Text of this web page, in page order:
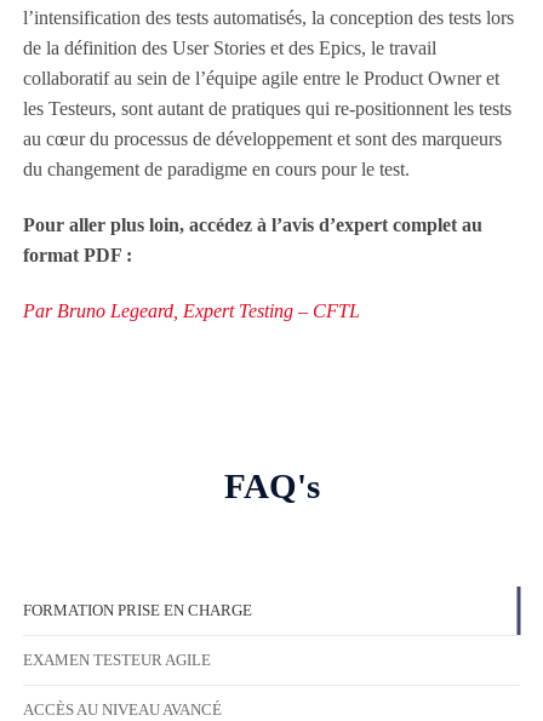
l’intensification des tests automatisés, la conception des tests lors
de la définition des User Stories et des Epics, le travail
collaboratif au sein de l’équipe agile entre le Product Owner et
les Testeurs, sont autant de pratiques qui re-positionnent les tests
au cœur du processus de développement et sont des marqueurs
du changement de paradigme en cours pour le test.
Pour aller plus loin, accédez à l’avis d’expert complet au
format PDF :
Par Bruno Legeard, Expert Testing – CFTL
FAQ's
FORMATION PRISE EN CHARGE
EXAMEN TESTEUR AGILE
ACCÈS AU NIVEAU AVANCÉ